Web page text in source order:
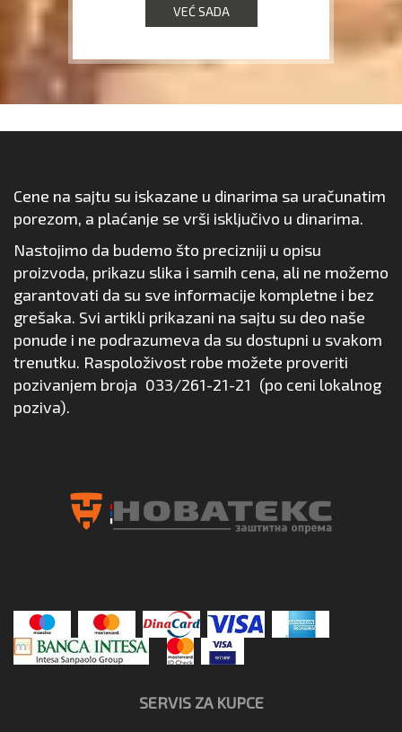
VEĆ SADA
Cene na sajtu su iskazane u dinarima sa uračunatim
porezom, a plaćanje se vrši isključivo u dinarima.
Nastojimo da budemo što precizniji u opisu
proizvoda, prikazu slika i samih cena, ali ne možemo
garantovati da su sve informacije kompletne i bez
grešaka. Svi artikli prikazani na sajtu su deo naše
ponude i ne podrazumeva da su dostupni u svakom
trenutku. Raspoloživost robe možete proveriti
pozivanjem broja 033/261-21-21 (po ceni lokalnog
poziva).
SERVIS ZA KUPCE